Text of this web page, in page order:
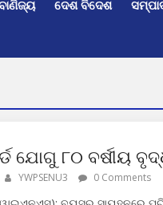
ଦେଶ ବିଦେଶ
ଯୋଗୁ ୮୦ ବର୍ଷୀୟ
YWPSENU3 0 Comments